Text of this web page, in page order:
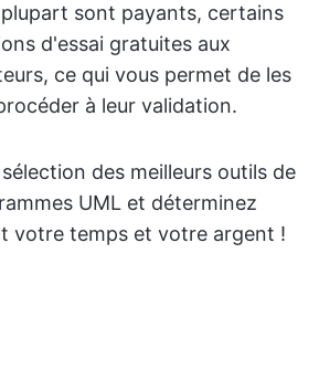
sont payants, certains
d'essai gratuites aux
ce qui vous permet de les
à leur validation.
des meilleurs outils de
UML et déterminez
votre temps et votre argent !